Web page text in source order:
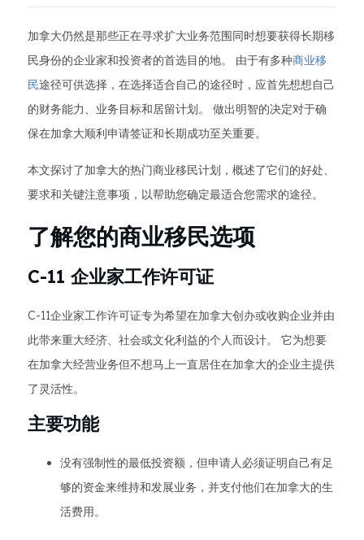
加拿大仍然是那些正在寻求扩大业务范围同时想要获得长期移
民身份的企业家和投资者的首选目的地。 由于有多种商业移
民途径可供选择，在选择适合自己的途径时，应首先想想自己
的财务能力、业务目标和居留计划。 做出明智的决定对于确
保在加拿大顺利申请签证和长期成功至关重要。
本文探讨了加拿大的热门商业移民计划，概述了它们的好处、
要求和关键注意事项，以帮助您确定最适合您需求的途径。
了解您的商业移民选项
C-11 企业家工作许可证
C-11企业家工作许可证专为希望在加拿大创办或收购企业并由
此带来重大经济、社会或文化利益的个人而设计。 它为想要
在加拿大经营业务但不想马上一直居住在加拿大的企业主提供
了灵活性。
主要功能
没有强制性的最低投资额，但申请人必须证明自己有足
够的资金来维持和发展业务，并支付他们在加拿大的生
活费用。